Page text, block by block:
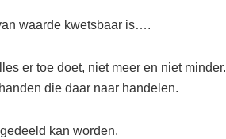
waarde kwetsbaar is….
er toe doet, niet meer en niet minder.
die daar naar handelen.
kan worden.